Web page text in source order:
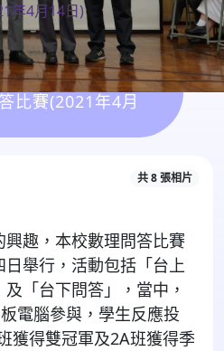
年4月14日)
比賽(2021年4月
共 8 張相片
趣，本校數理問答比賽
舉行，活動包括「台上
「台下問答」，當中，
電腦參與，學生反應投
獲得雙冠軍及2A班獲得季